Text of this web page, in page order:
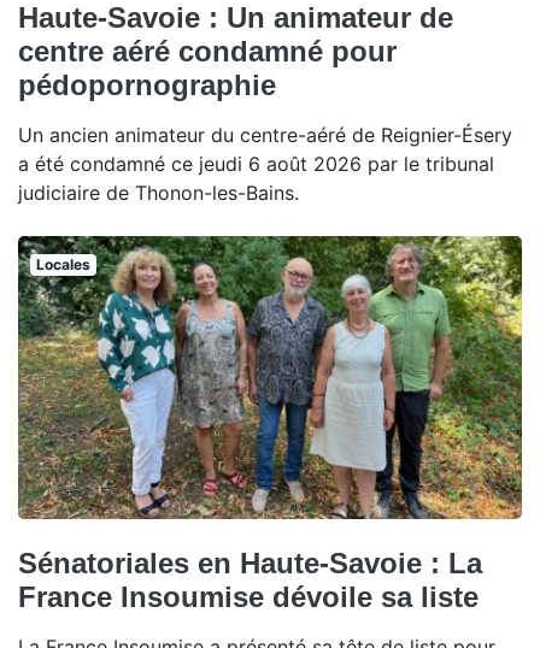
Haute-Savoie : Un animateur de
centre aéré condamné pour
pédopornographie
Un ancien animateur du centre-aéré de Reignier-Ésery
a été condamné ce jeudi 6 août 2026 par le tribunal
judiciaire de Thonon-les-Bains.
Locales
Sénatoriales en Haute-Savoie : La
France Insoumise dévoile sa liste